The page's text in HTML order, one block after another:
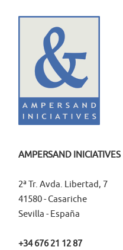
AMPERSAND INICIATIVES
2ª Tr. Avda. Libertad, 7
41580 - Casariche
Sevilla - España
+34 676 21 12 87